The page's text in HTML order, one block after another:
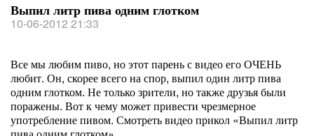
Выпил литр пива одним глотком
10-06-2012 21:33
Все мы любим пиво, но этот парень с видео его ОЧЕНЬ
любит. Он, скорее всего на спор, выпил один литр пива
одним глотком. Не только зрители, но также друзья были
поражены. Вот к чему может привести чрезмерное
употребление пивом. Смотреть видео прикол «Выпил литр